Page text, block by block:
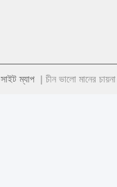
সাইট ম্যাপ| চীন ভালো মানের